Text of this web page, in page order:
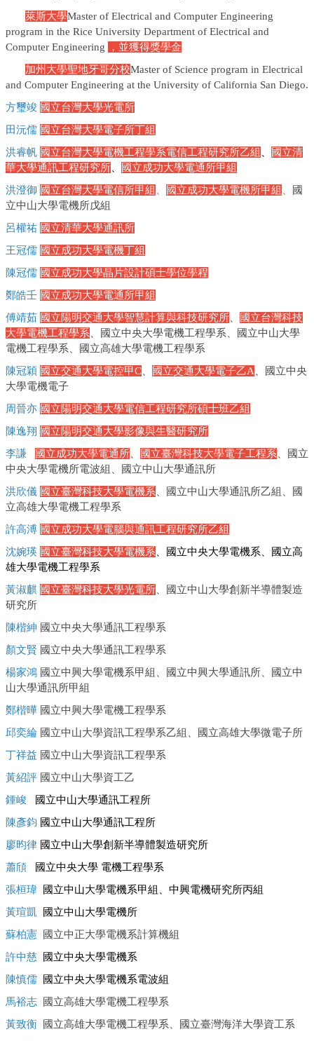
萊斯大學Master of Electrical and Computer Engineering
program in the Rice University Department of Electrical and
Computer Engineering
，並獲得獎學金
加州大學聖地牙哥分校Master of Science program in Electrical
and Computer Engineering at the University of California San Diego.
方璽竣 國立台灣大學光電所
田沅儒 國立台灣大學電子所丁組
洪睿帆 國立台灣大學電機工程學系電信工程研究所乙組
國立清
華大學通訊工程研究所、
國立成功大學電通所甲組
洪澄御 國立台灣大學電信所甲組 國立成功大學電機所甲組
國
立中山大學電機所戊組
呂權祐 國立清華大學通訊所
王冠儒 國立成功大學電機丁組
陳冠儒 國立成功大學晶片設計碩士學位學程
鄭皓壬 國立成功大學電通所甲組
傅靖茹 國立陽明交通大學智慧計算與科技研究所、
國立台灣科技
大學電機工程學系 、國立中央大學電機工程學系、國立中山大學
電機工程學系、國立高雄大學電機工程學系
陳冠穎 國立交通大學電控甲C、 國立交通大學電子乙A 、國立中央
大學電機電子
周晉亦 國立陽明交通大學電信工程研究所碩士班乙組
陳逸翔 國立陽明交通大學影像與生醫研究所
李謙
國立成功大學電通所、 國立臺灣科技大學電子工程系 、國立
中央大學電機所電波組
、國立中山大學通訊所
洪欣儀 國立臺灣科技大學電機系 、國立中山大學通訊所乙組、國
立高雄大學電機工程學系
許高溥 國立成功大學電腦與通訊工程研究所乙組
沈婉瑛 國立臺灣科技大學電機系
國立中央大學電機系、國立高
雄大學電機工程學系
黃淑麒 國立臺灣科技大學光電所、國立中山大學創新半導體製造
研究所
陳楷紳 國立中央大學通訊工程學系
顏文賢 國立中央大學通訊工程學系
楊家鴻 國立中興大學電機系甲組、國立中興大學通訊所、國立中
山大學通訊所甲組
鄭楷曄 國立中興大學電機工程學系
邱奕綸國立中山大學資訊工程學系乙組、國立高雄大學微電子所
丁祥益 國立中山大學資訊工程學系
黃紹評國立中山大學資工乙
鍾峻
國立中山大學通訊工程所
陳彥鈞 國立中山大學通訊工程所
廖昀律 國立中山大學創新半導體製造研究所
蕭頎
國立中央大學 電機工程學系
張桓瑋
國立中山大學電機系甲組、中興電機研究所丙組
黃瑄凱
國立中山大學電機所
蘇柏憲
國立中正大學電機系計算機組
許中慈
國立中央大學電機系
陳慎儒
國立中央大學電機系電波組
馬裕志
國立高雄大學電機工程學系
黃致衡國立高雄大學電機工程學系、國立臺灣海洋大學資工系